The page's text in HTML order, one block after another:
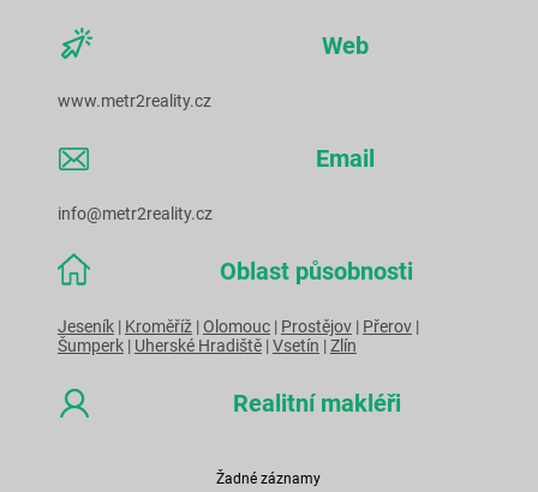
Web
www.metr2reality.cz
Email
info@metr2reality.cz
Oblast působnosti
Jeseník| Kroměříž| Olomouc| Prostějov| Přerov|
Šumperk| Uherské Hradiště|Vsetín |Zlín
Realitní makléři
Žadné záznamy